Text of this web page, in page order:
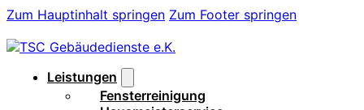
Zum Hauptinhalt springen Zum Footer springen
Leistungen
Fensterreinigung